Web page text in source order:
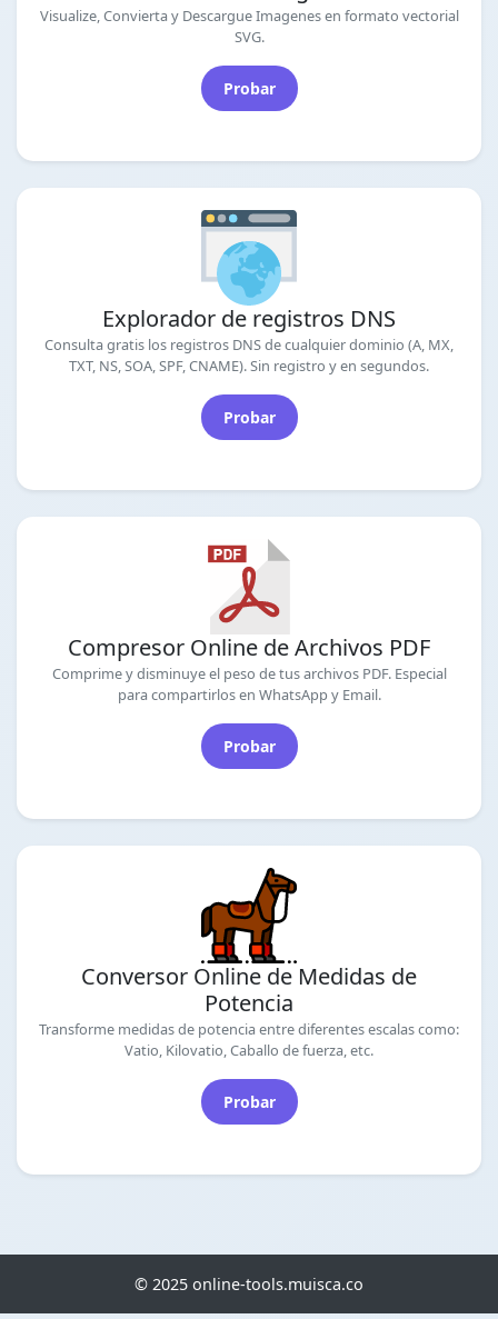
Visualize, Convierta y Descargue Imagenes en formato vectorial
SVG.
Probar
Explorador de registros DNS
Consulta gratis los registros DNS de cualquier dominio (A, MX,
TXT, NS, SOA, SPF, CNAME). Sin registro y en segundos.
Probar
Compresor Online de Archivos PDF
Comprime y disminuye el peso de tus archivos PDF. Especial
para compartirlos en WhatsApp y Email.
Probar
Conversor Online de Medidas de
Potencia
Transforme medidas de potencia entre diferentes escalas como:
Vatio, Kilovatio, Caballo de fuerza, etc.
Probar
© 2025 online-tools.muisca.co